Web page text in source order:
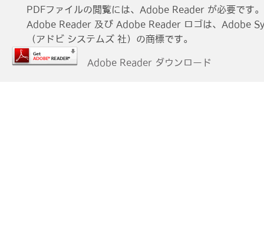
PDFファイルの閲覧には、Adobe Reader が必要です。
Adobe Reader 及び Adobe Reader ロゴは、Adobe
（アドビ システムズ 社）の商標です。
Adobe Reader ダウンロード